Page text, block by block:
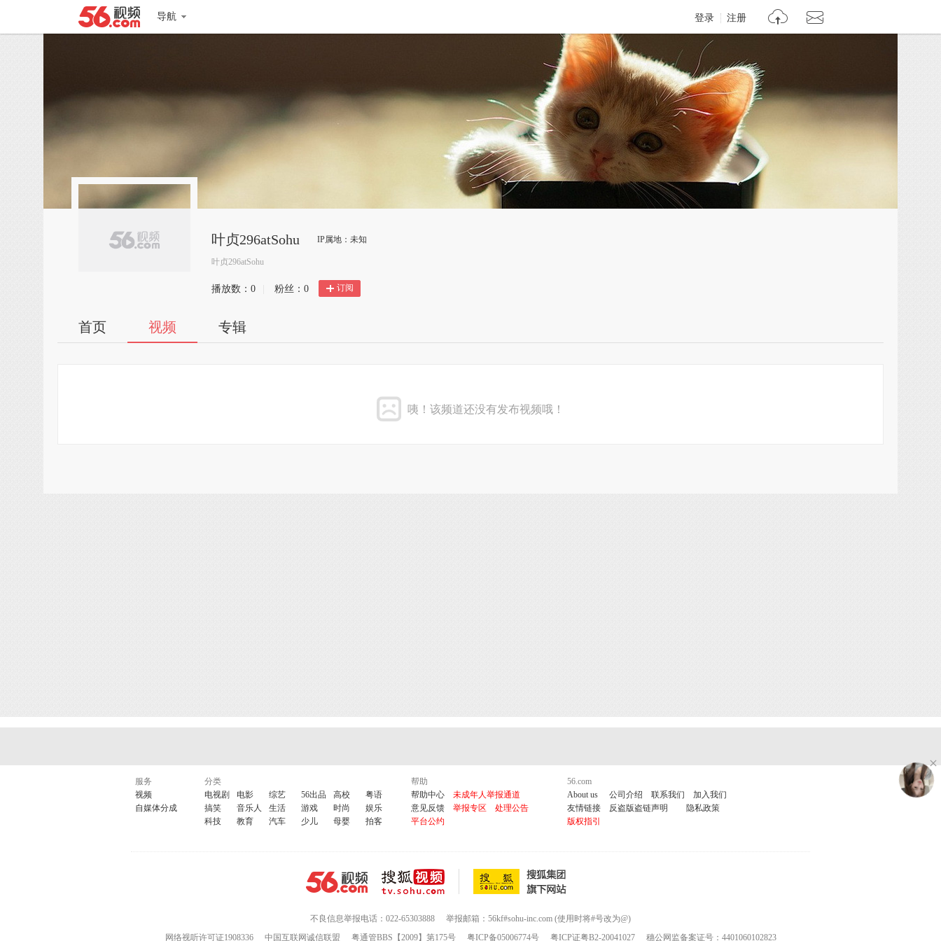
导航 登录 注册
叶贞296atSohu IP属地：未知
叶贞296atSohu
播放数： 0 粉丝： 0 订阅
首页 视频 专辑
咦！该频道还没有发布视频哦！
服务
视频
自媒体分成
分类
电视剧
电影 综艺 56出品 高校
粤语
搞笑
音乐人 生活 游戏 时尚
娱乐
科技
教育 汽车 少儿 母婴 拍客
帮助
帮助中心
未成年人举报通道
意见反馈
举报专区
处理公告
平台公约
56.com
About us
公司介绍 联系我们
加入我们
友情链接
反盗版盗链声明
隐私政策
版权指引
不良信息举报电话：022-65303888
举报邮箱：56kf#sohu-inc.com (使用时将#号改为@)
网络视听许可证1908336
中国互联网诚信联盟 粤通管BBS【2009】第175号 粤ICP备05006774号 粤ICP证粤B2-20041027 穗公网监备案证号：4401060102823